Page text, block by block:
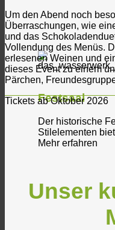
Festsaal
Der historische
Stilelementen
Mehr erfahren
Um den Abend noch
Überraschungen, wie
und das
Vollendung des Menüs.
erlesenen Weinen und
dieses Event zu einem
Pärchen,
Tickets ab Oktober 2026
Unser